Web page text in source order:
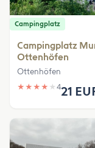
Campingplatz
Campingplatz
Ottenhöfen
Ottenhöfen
★ ★ ★ ★ ★ 421